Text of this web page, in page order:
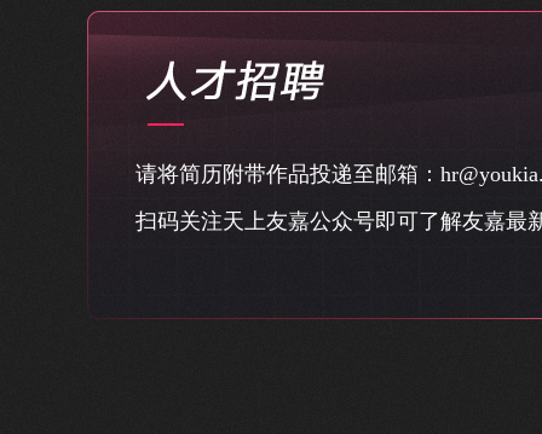
请将简历附带作品投递至邮箱：
扫码关注天上友嘉公众号即可了解友嘉最